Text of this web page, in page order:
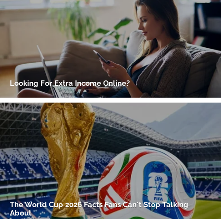
Gracias por suscribirte a nuestro boletín.
ACEPTAR